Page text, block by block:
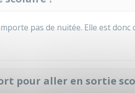
pas de nuitée. Elle est donc
pour aller en sortie